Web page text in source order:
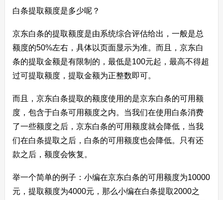
白条提取额度是多少呢？
京东白条的提取额度是由系统综合评估给出，一般是总
额度的50%左右，具体以页面显示为准。而且，京东白
条的提取金额是有限制的，最低是100元起，最高不得超
过可提取额度，提取金额为正整数即可。
而且，京东白条提取的额度使用的是京东白条的可用额
度，包含于白条可用额度之内。当我们在使用白条消费
了一些额度之后，京东白条的可用额度就会降低，当我
们在白条提取之后，白条的可用额度也会降低。只有还
款之后，额度会恢复。
举一个简单的例子：小编在京东白条的可用额度为10000
元，提取额度为4000元，那么小编在白条提取2000之